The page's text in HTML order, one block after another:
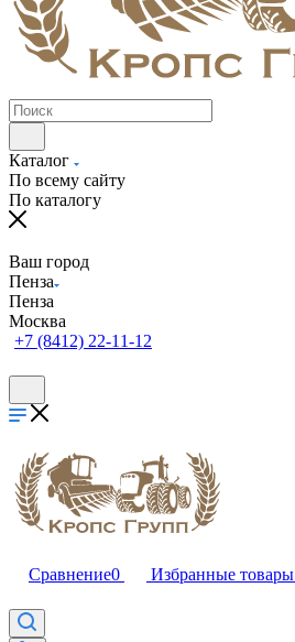
Каталог
По всему сайту
По каталогу
Ваш город
Пенза
Пенза
Москва
+7 (8412) 22-11-12
Сравнение0 Избранные товары